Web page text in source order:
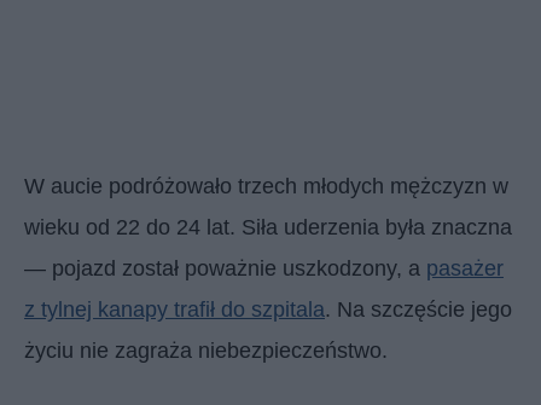
W aucie podróżowało trzech młodych mężczyzn w
wieku od 22 do 24 lat. Siła uderzenia była znaczna
— pojazd został poważnie uszkodzony, a pasażer
z tylnej kanapy trafił do szpitala. Na szczęście jego
życiu nie zagraża niebezpieczeństwo.